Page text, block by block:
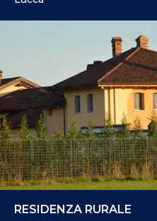
RESIDENZA RURALE